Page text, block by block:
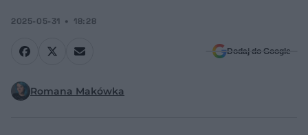
2025-05-31 18:28
Dodaj do Google
Romana Makówka